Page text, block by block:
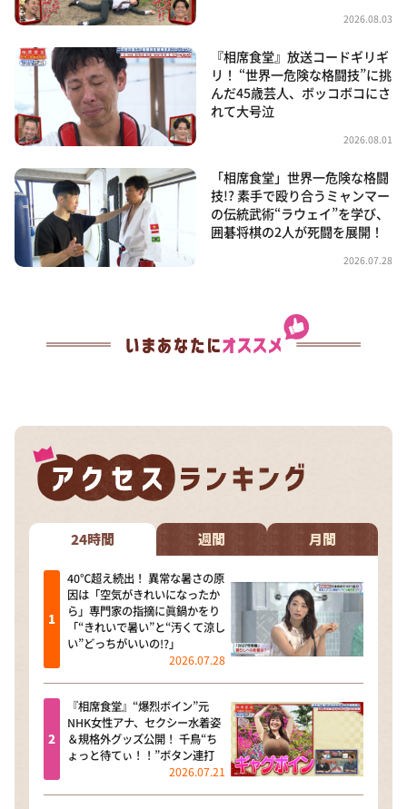
2026.08.03
『相席食堂』放送コードギリギ
リ！ “世界一危険な格闘技”に挑
んだ45歳芸人、ボッコボコにさ
れて大号泣
2026.08.01
「相席食堂」世界一危険な格闘
技!? 素手で殴り合うミャンマー
の伝統武術“ラウェイ”を学び、
囲碁将棋の2人が死闘を展開！
2026.07.28
24時間 週間 月間
40℃超え続出！ 異常な暑さの原
因は「空気がきれいになったか
ら」専門家の指摘に眞鍋かをり
「“きれいで暑い”と“汚くて涼し
い”どっちがいいの!?」
2026.07.28
『相席食堂』“爆烈ボイン”元
NHK女性アナ、セクシー水着姿
＆規格外グッズ公開！ 千鳥“ち
ょっと待てぃ！！”ボタン連打
2026.07.21